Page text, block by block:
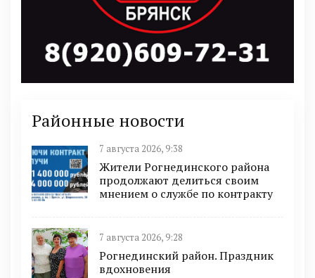
Районные новости
7 августа 2026, 9:38
Жители Рогнединского района
продолжают делиться своим
мнением о службе по контракту
7 августа 2026, 9:28
Рогнединский район. Праздник
вдохновения